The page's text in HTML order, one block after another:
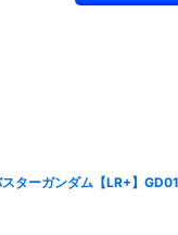
スターガンダム【LR+】